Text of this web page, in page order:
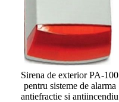
Sirena de exterior PA-100
pentru sisteme de alarma
antiefractie si antiincendiu